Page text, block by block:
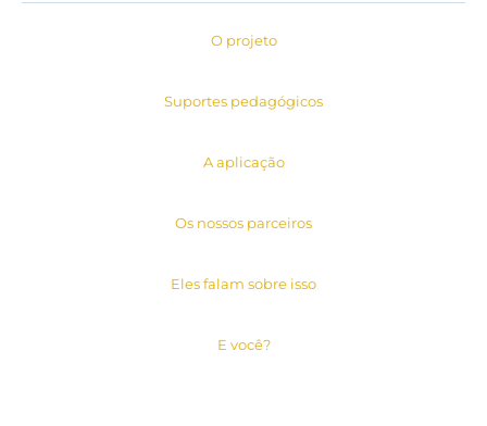
O projeto
Suportes pedagógicos
A aplicação
Os nossos parceiros
Eles falam sobre isso
E você?